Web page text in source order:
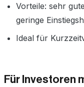
Vorteile: sehr
geringe
Ideal für
Für Investoren